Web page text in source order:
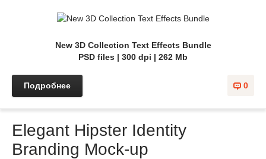
New 3D Collection Text Effects Bundle
PSD files | 300 dpi | 262 Mb
0
Подробнее
Elegant Hipster Identity
Branding Mock-up